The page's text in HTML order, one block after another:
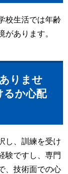
校生活では年齢
があります。
りませ
るか心配
し、訓練を受け
験ですし、専門
、技術面での心